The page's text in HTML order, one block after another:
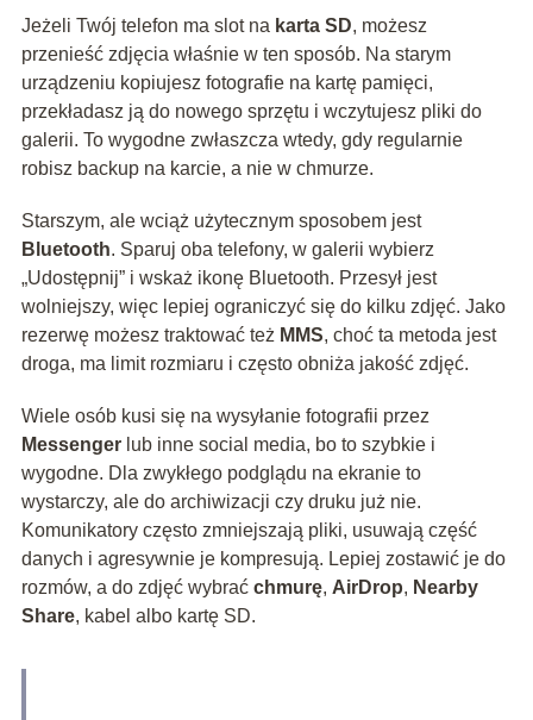
Jeżeli Twój telefon ma slot na karta SD, możesz
przenieść zdjęcia właśnie w ten sposób. Na starym
urządzeniu kopiujesz fotografie na kartę pamięci,
przekładasz ją do nowego sprzętu i wczytujesz pliki do
galerii. To wygodne zwłaszcza wtedy, gdy regularnie
robisz backup na karcie, a nie w chmurze.
Starszym, ale wciąż użytecznym sposobem jest
Bluetooth. Sparuj oba telefony, w galerii wybierz
„Udostępnij” i wskaż ikonę Bluetooth. Przesył jest
wolniejszy, więc lepiej ograniczyć się do kilku zdjęć. Jako
rezerwę możesz traktować też MMS, choć ta metoda jest
droga, ma limit rozmiaru i często obniża jakość zdjęć.
Wiele osób kusi się na wysyłanie fotografii przez
Messengerlub inne social media, bo to szybkie i
wygodne. Dla zwykłego podglądu na ekranie to
wystarczy, ale do archiwizacji czy druku już nie.
Komunikatory często zmniejszają pliki, usuwają część
danych i agresywnie je kompresują. Lepiej zostawić je do
rozmów, a do zdjęć wybrać chmurę, AirDrop, Nearby
Share, kabel albo kartę SD.